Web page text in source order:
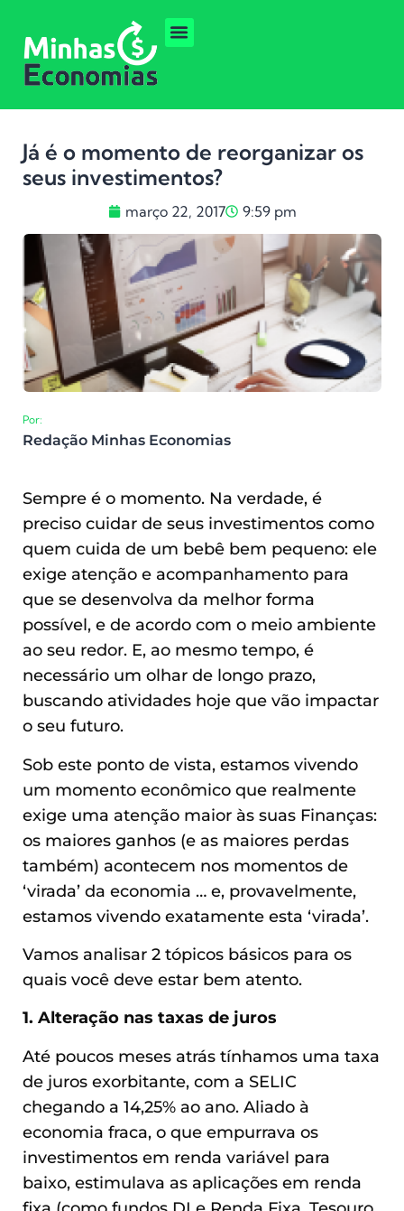
Já é o momento de reorganizar os
seus investimentos?
março 22, 2017 9:59 pm
Por:
Redação Minhas Economias
Sempre é o momento. Na verdade, é
preciso cuidar de seus investimentos como
quem cuida de um bebê bem pequeno: ele
exige atenção e acompanhamento para
que se desenvolva da melhor forma
possível, e de acordo com o meio ambiente
ao seu redor. E, ao mesmo tempo, é
necessário um olhar de longo prazo,
buscando atividades hoje que vão impactar
o seu futuro.
Sob este ponto de vista, estamos vivendo
um momento econômico que realmente
exige uma atenção maior às suas Finanças:
os maiores ganhos (e as maiores perdas
também) acontecem nos momentos de
‘virada’ da economia … e, provavelmente,
estamos vivendo exatamente esta ‘virada’.
Vamos analisar 2 tópicos básicos para os
quais você deve estar bem atento.
1. Alteração nas taxas de juros
Até poucos meses atrás tínhamos uma taxa
de juros exorbitante, com a SELIC
chegando a 14,25% ao ano. Aliado à
economia fraca, o que empurrava os
investimentos em renda variável para
baixo, estimulava as aplicações em renda